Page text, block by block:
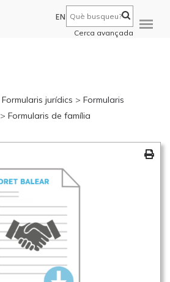
EN
Cerca avançada
Formularis jurídics > Formularis
> Formularis de família